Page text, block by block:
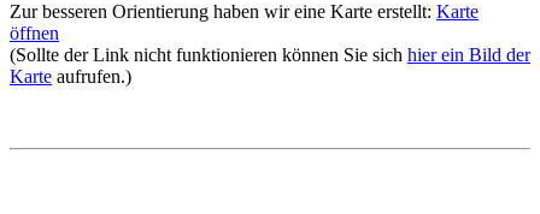
Zur besseren Orientierung haben wir eine Karte erstellt: Karte
öffnen
(Sollte der Link nicht funktionieren können Sie sich hier ein Bild der
Karte aufrufen.)